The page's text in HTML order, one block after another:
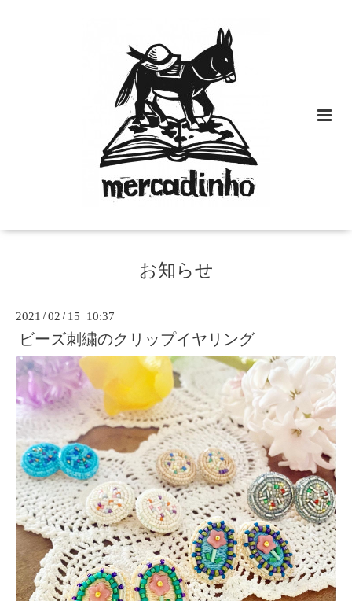
お知らせ
2021 /02 / 15 10:37
ビーズ刺繍のクリップイヤリング